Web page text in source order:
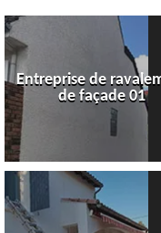
Entreprise de
de façade 01